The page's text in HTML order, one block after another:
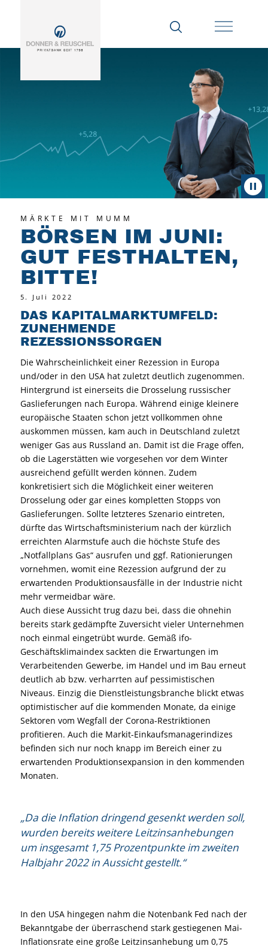
MÄRKTE MIT MUMM
BÖRSEN IM JUNI:
GUT FESTHALTEN,
BITTE!
5. Juli 2022
DAS KAPITALMARKTUMFELD:
ZUNEHMENDE
REZESSIONSSORGEN
Die Wahrscheinlichkeit einer Rezession in Europa
und/oder in den USA hat zuletzt deutlich zugenommen.
Hintergrund ist einerseits die Drosselung russischer
Gaslieferungen nach Europa. Während einige kleinere
europäische Staaten schon jetzt vollkommen ohne
auskommen müssen, kam auch in Deutschland zuletzt
weniger Gas aus Russland an. Damit ist die Frage offen,
ob die Lagerstätten wie vorgesehen vor dem Winter
ausreichend gefüllt werden können. Zudem
konkretisiert sich die Möglichkeit einer weiteren
Drosselung oder gar eines kompletten Stopps von
Gaslieferungen. Sollte letzteres Szenario eintreten,
dürfte das Wirtschaftsministerium nach der kürzlich
erreichten Alarmstufe auch die höchste Stufe des
„Notfallplans Gas“ ausrufen und ggf. Rationierungen
vornehmen, womit eine Rezession aufgrund der zu
erwartenden Produktionsausfälle in der Industrie nicht
mehr vermeidbar wäre.
Auch diese Aussicht trug dazu bei, dass die ohnehin
bereits stark gedämpfte Zuversicht vieler Unternehmen
noch einmal eingetrübt wurde. Gemäß ifo-
Geschäftsklimaindex sackten die Erwartungen im
Verarbeitenden Gewerbe, im Handel und im Bau erneut
deutlich ab bzw. verharrten auf pessimistischen
Niveaus. Einzig die Dienstleistungsbranche blickt etwas
optimistischer auf die kommenden Monate, da einige
Sektoren vom Wegfall der Corona-Restriktionen
profitieren. Auch die Markit-Einkaufsmanagerindizes
befinden sich nur noch knapp im Bereich einer zu
erwartenden Produktionsexpansion in den kommenden
Monaten.
„Da die Inflation dringend gesenkt werden soll,
wurden bereits weitere Leitzinsanhebungen
um insgesamt 1,75 Prozentpunkte im zweiten
Halbjahr 2022 in Aussicht gestellt.“
In den USA hingegen nahm die Notenbank Fed nach der
Bekanntgabe der überraschend stark gestiegenen Mai-
Inflationsrate eine große Leitzinsanhebung um 0,75